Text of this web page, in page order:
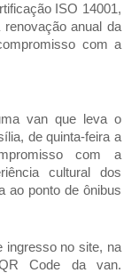
ISO 14001,
anual da
com a
van que leva o
de quinta-feira a
com a
cultural dos
ao ponto de ônibus
ingresso no site, na
Code da van.